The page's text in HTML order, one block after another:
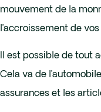
mouvement de la
l’accroissement de
Il est possible de tout
Cela va de
assurances et les